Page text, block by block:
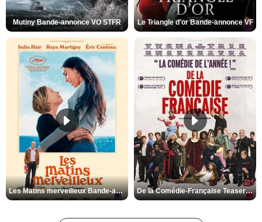
Mutiny Bande-annonce VO STFR Le Triangle d'or Bande-annonce VF
Les Matins merveilleux Bande-annonce VF De la Comédie-Française Teaser VF